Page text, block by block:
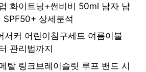
화이트닝+썬비비 50ml 남자 남
SPF50+ 상세분석
서커 어린이침구세트 여름이불
관리법까지
탈 링크브레이슬릿 루프 밴드 시